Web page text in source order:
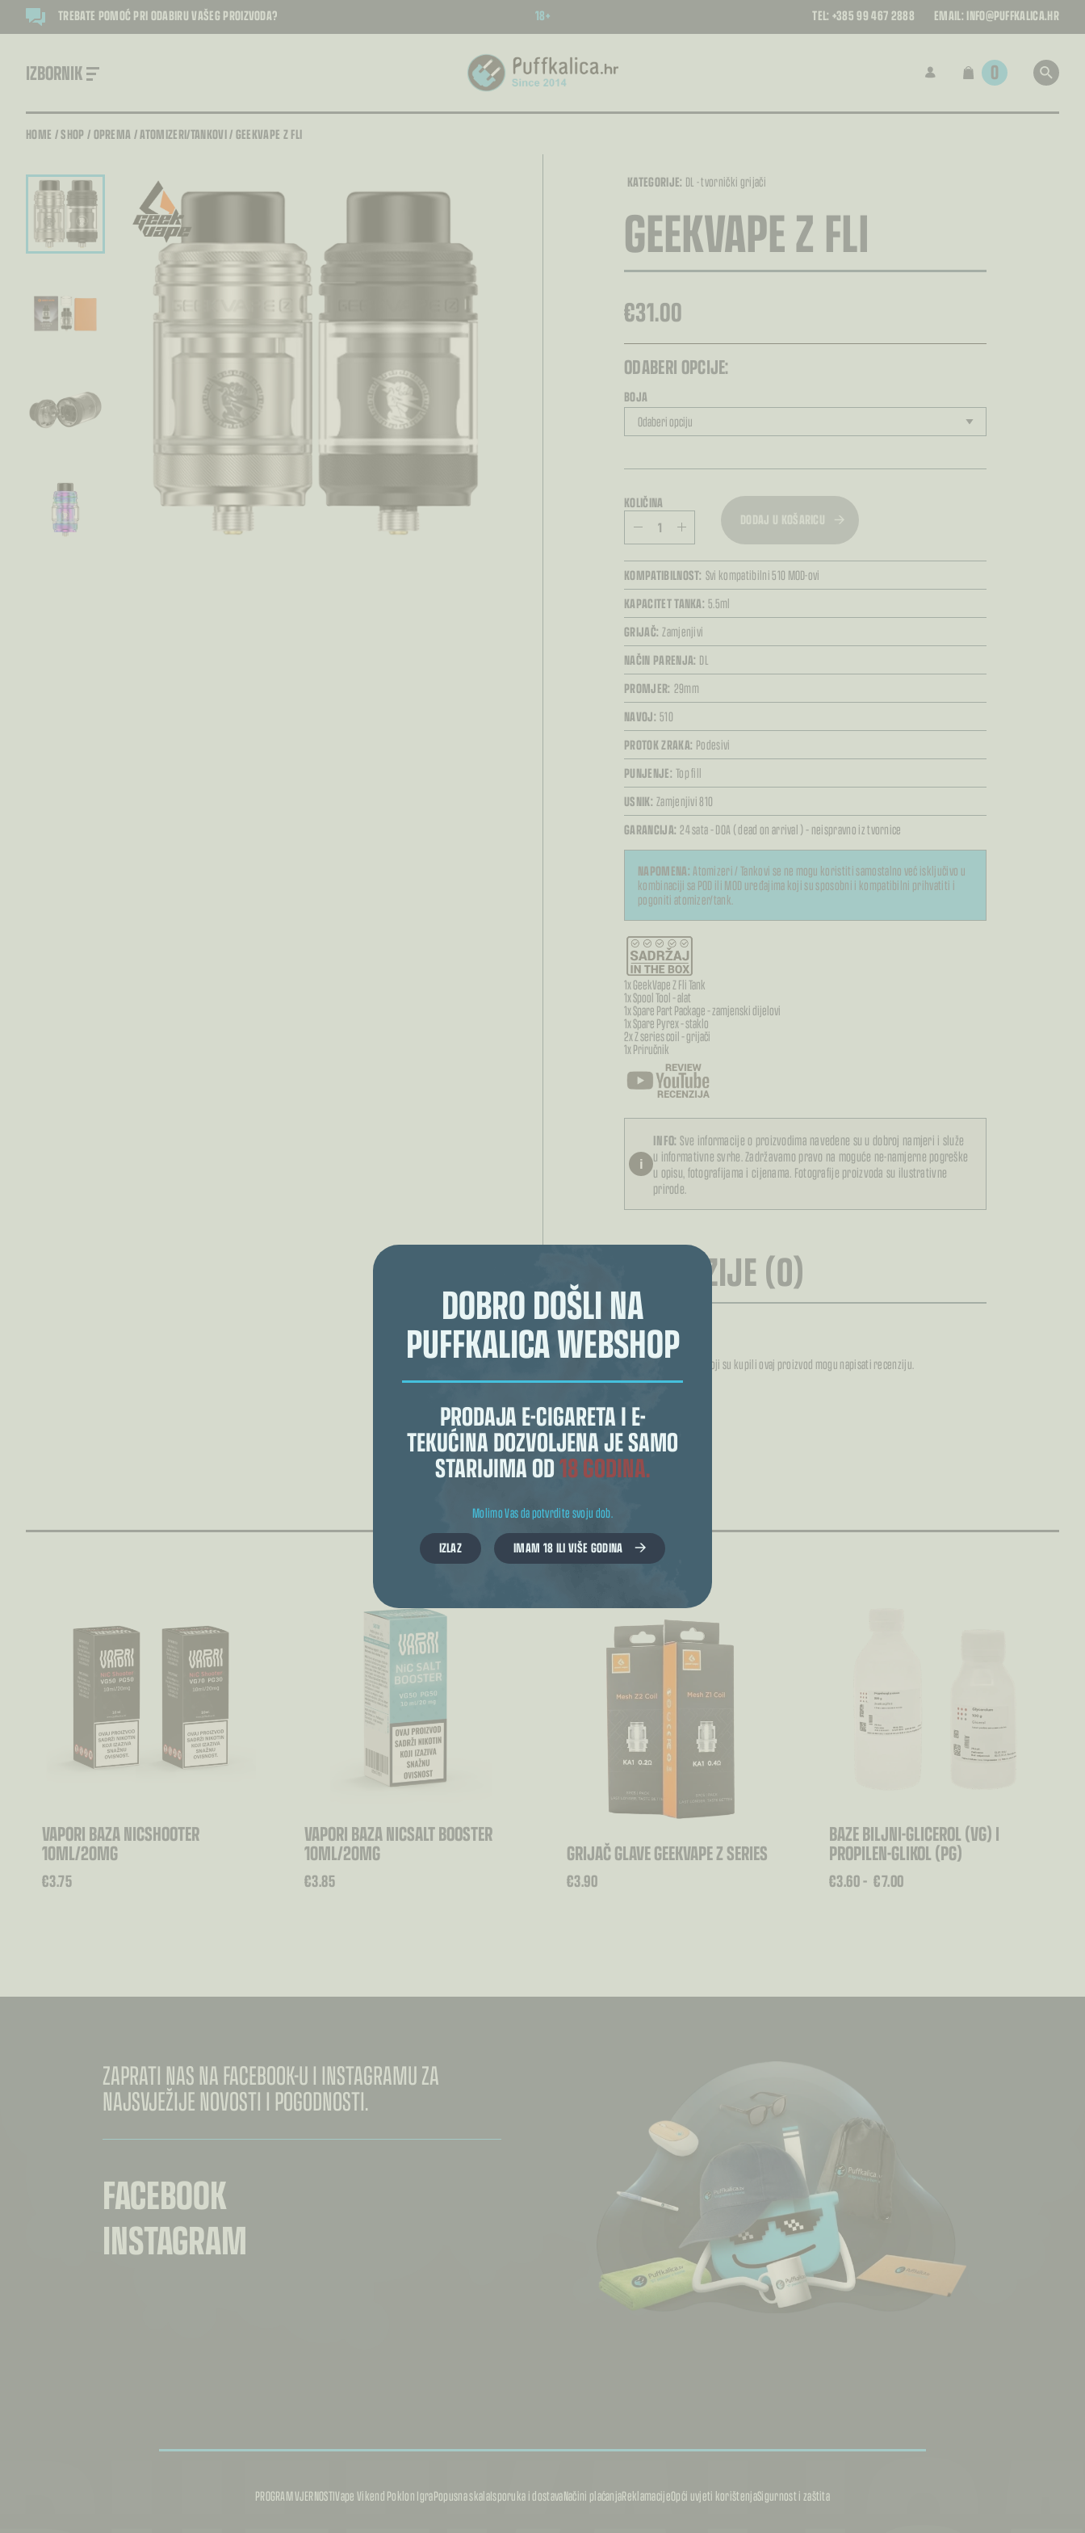
DOBRO DOŠLI NA
PUFFKALICA WEBSHOP
PRODAJA E-CIGARETA I E-
TEKUĆINA DOZVOLJENA JE SAMO
STARIJIMA OD18 GODINA.
Molimo Vas da potvrdite svoju dob.
IMAM 18 ILI VIŠE GODINA
IZLAZ
TREBATE POMOĆ PRI ODABIRU VAŠEG PROIZVODA? 18+ TEL: +385 99 467 2888 EMAIL: INFO@PUFFKALICA.HR
IZBORNIK 0
HOME /SHOP /OPREMA/ATOMIZERI/TANKOVI/GEEKVAPE Z FLI
KATEGORIJE: DL - tvornički grijači
GEEKVAPE Z FLI
€31.00
ODABERI OPCIJE:
BOJA
KOLIČINA
DODAJ U KOŠARICU
KOMPATIBILNOST: Svi kompatibilni 510 MOD-ovi
KAPACITET TANKA: 5.5ml
GRIJAČ: Zamjenjivi
NAČIN PARENJA: DL
PROMJER: 29mm
NAVOJ: 510
PROTOK ZRAKA: Podesivi
PUNJENJE: Top fill
USNIK: Zamjenjivi 810
GARANCIJA: 24 sata – DOA ( dead on arrival ) – neispravno iz tvornice
NAPOMENA:Atomizeri / Tankovi se ne mogu koristiti samostalno već isključivo u
kombinaciji sa POD ili MOD uređajima koji su sposobni i kompatibilni prihvatiti i
pogoniti atomizer/tank.
1x GeekVape Z Fli Tank
1x Spool Tool – alat
1x Spare Part Package – zamjenski dijelovi
1x Spare Pyrex – staklo
2x Z series coil – grijači
1x Priručnik
i
INFO: Sve informacije o proizvodima navedene su u dobroj namjeri i služe
u informativne svrhe. Zadržavamo pravo na moguće ne-namjerne pogreške
u opisu, fotografijama i cijenama. Fotografije proizvoda su ilustrativne
prirode.
RECENZIJE (0)
Još nema recenzija.
Samo logirani kupci koji su kupili ovaj proizvod mogu napisati recenziju.
POVEZANI PROIZVODI
VAPORI BAZA NICSHOOTER
10ML/20MG
€3.75
VAPORI BAZA NICSALT BOOSTER
10ML/20MG
€3.85
GRIJAČ GLAVE GEEKVAPE Z SERIES
€3.90
BAZE BILJNI-GLICEROL (VG) I
PROPILEN-GLIKOL (PG)
€3.60– €7.00
RASPON
ZAPRATI NAS NA FACEBOOK-U I INSTAGRAMU ZA
NAJSVJEŽIJE NOVOSTI I POGODNOSTI.
FACEBOOK
INSTAGRAM
PROGRAM VJERNOSTIVape Vikend Poklon IgraPopusna skalaIsporuka i dostavaNačini plaćanjaReklamacijeOpći uvjeti korištenjaSigurnost i zaštita